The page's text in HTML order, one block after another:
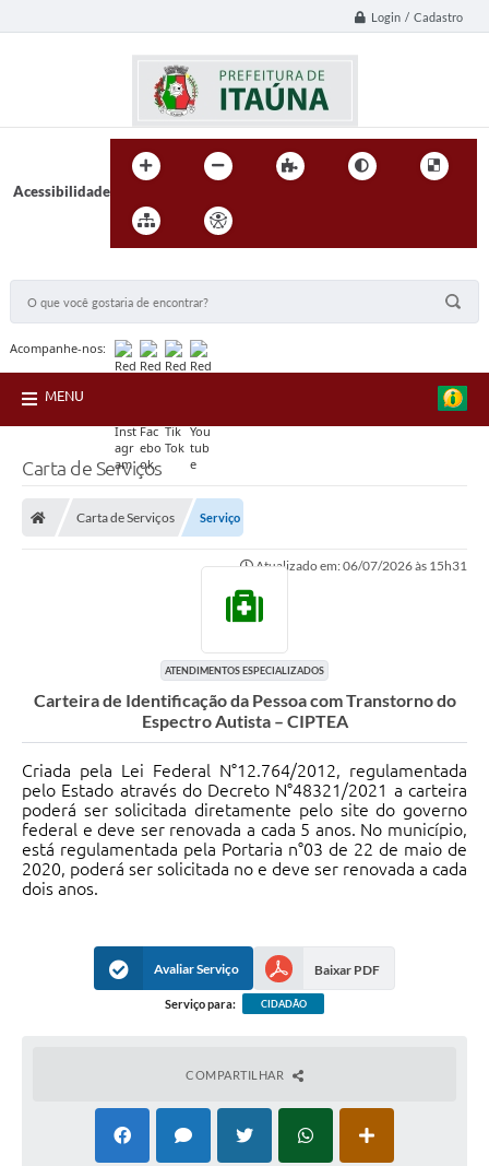
Login / Cadastro
Acessibilidade
Acompanhe-nos:
MENU
Carta de Serviços
Carta de Serviços Serviço
Atualizado em: 06/07/2026 às 15h31
ATENDIMENTOS ESPECIALIZADOS
Carteira de Identificação da Pessoa com Transtorno do
Espectro Autista – CIPTEA
Criada pela Lei Federal N°12.764/2012, regulamentada
pelo Estado através do Decreto N°48321/2021 a carteira
poderá ser solicitada diretamente pelo site do governo
federal e deve ser renovada a cada 5 anos. No município,
está regulamentada pela Portaria n°03 de 22 de maio de
2020, poderá ser solicitada no e deve ser renovada a cada
dois anos.
Avaliar Serviço Baixar PDF
Serviço para: CIDADÃO
COMPARTILHAR